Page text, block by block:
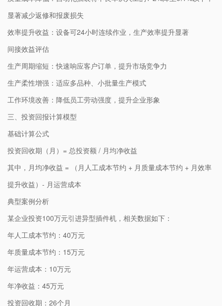
显著减少返修和报废损失
效率提升收益：设备可24小时连续作业，生产效率提升显著
间接效益评估
生产周期缩短：快速响应客户订单，提升市场竞争力
生产柔性增强：适应多品种、小批量生产模式
工作环境改善：降低员工劳动强度，提升企业形象
三、投资回报计算模型
基础计算公式
投资回收期（月）= 总投资额 / 月均净收益
其中，月均净收益 = （月人工成本节约 + 月质量成本节约 + 月效率
提升收益）- 月运营成本
典型案例分析
某企业投资100万元引进异型插件机，相关数据如下：
年人工成本节约：40万元
年质量成本节约：15万元
年运营成本：10万元
年净收益：45万元
投资回收期：26个月